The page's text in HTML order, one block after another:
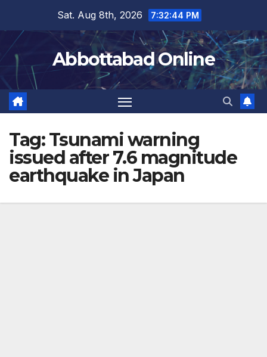
content
Sat. Aug 8th, 2026 7:32:44 PM
Abbottabad Online
Tag:Tsunami warning
issued after 7.6 magnitude
earthquake in Japan